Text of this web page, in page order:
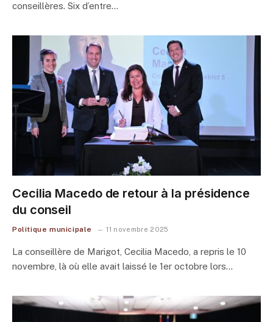
conseillères. Six d’entre…
Cecilia Macedo de retour à la présidence
du conseil
Politique municipale 11 novembre 2025
La conseillère de Marigot, Cecilia Macedo, a repris le 10
novembre, là où elle avait laissé le 1er octobre lors…